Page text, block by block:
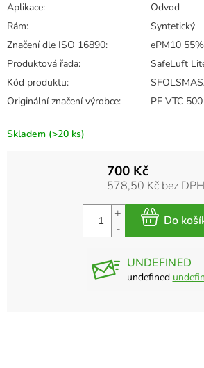
Skladem (>20 ks)
Aplikace:
Odvod
Rám:
Syntetický
Značení dle ISO 16890:
ePM10 55%
Produktová řada:
SafeLuft
Kód produktu:
Originální značení výrobce: PF VTC
700 Kč
578,50 Kč bez DPH
UNDEFINED
undefined